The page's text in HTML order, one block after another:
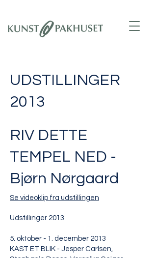
UDSTILLINGER
2013
RIV DETTE
TEMPEL NED -
Bjørn Nørgaard
Se videoklip fra udstillingen
Udstillinger 2013
5. oktober - 1. december 2013
KAST ET BLIK - Jesper Carlsen,